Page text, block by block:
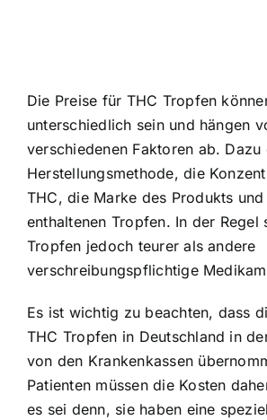
Die Preise für THC Tropfen
unterschiedlich sein und hängen
verschiedenen Faktoren ab. Dazu
Herstellungsmethode, die
THC, die Marke des Produkts
enthaltenen Tropfen. In der Regel
Tropfen jedoch teurer als andere
verschreibungspflichtige
Es ist wichtig zu beachten, dass
THC Tropfen in Deutschland in
von den Krankenkassen
Patienten müssen die Kosten
es sei denn, sie haben eine